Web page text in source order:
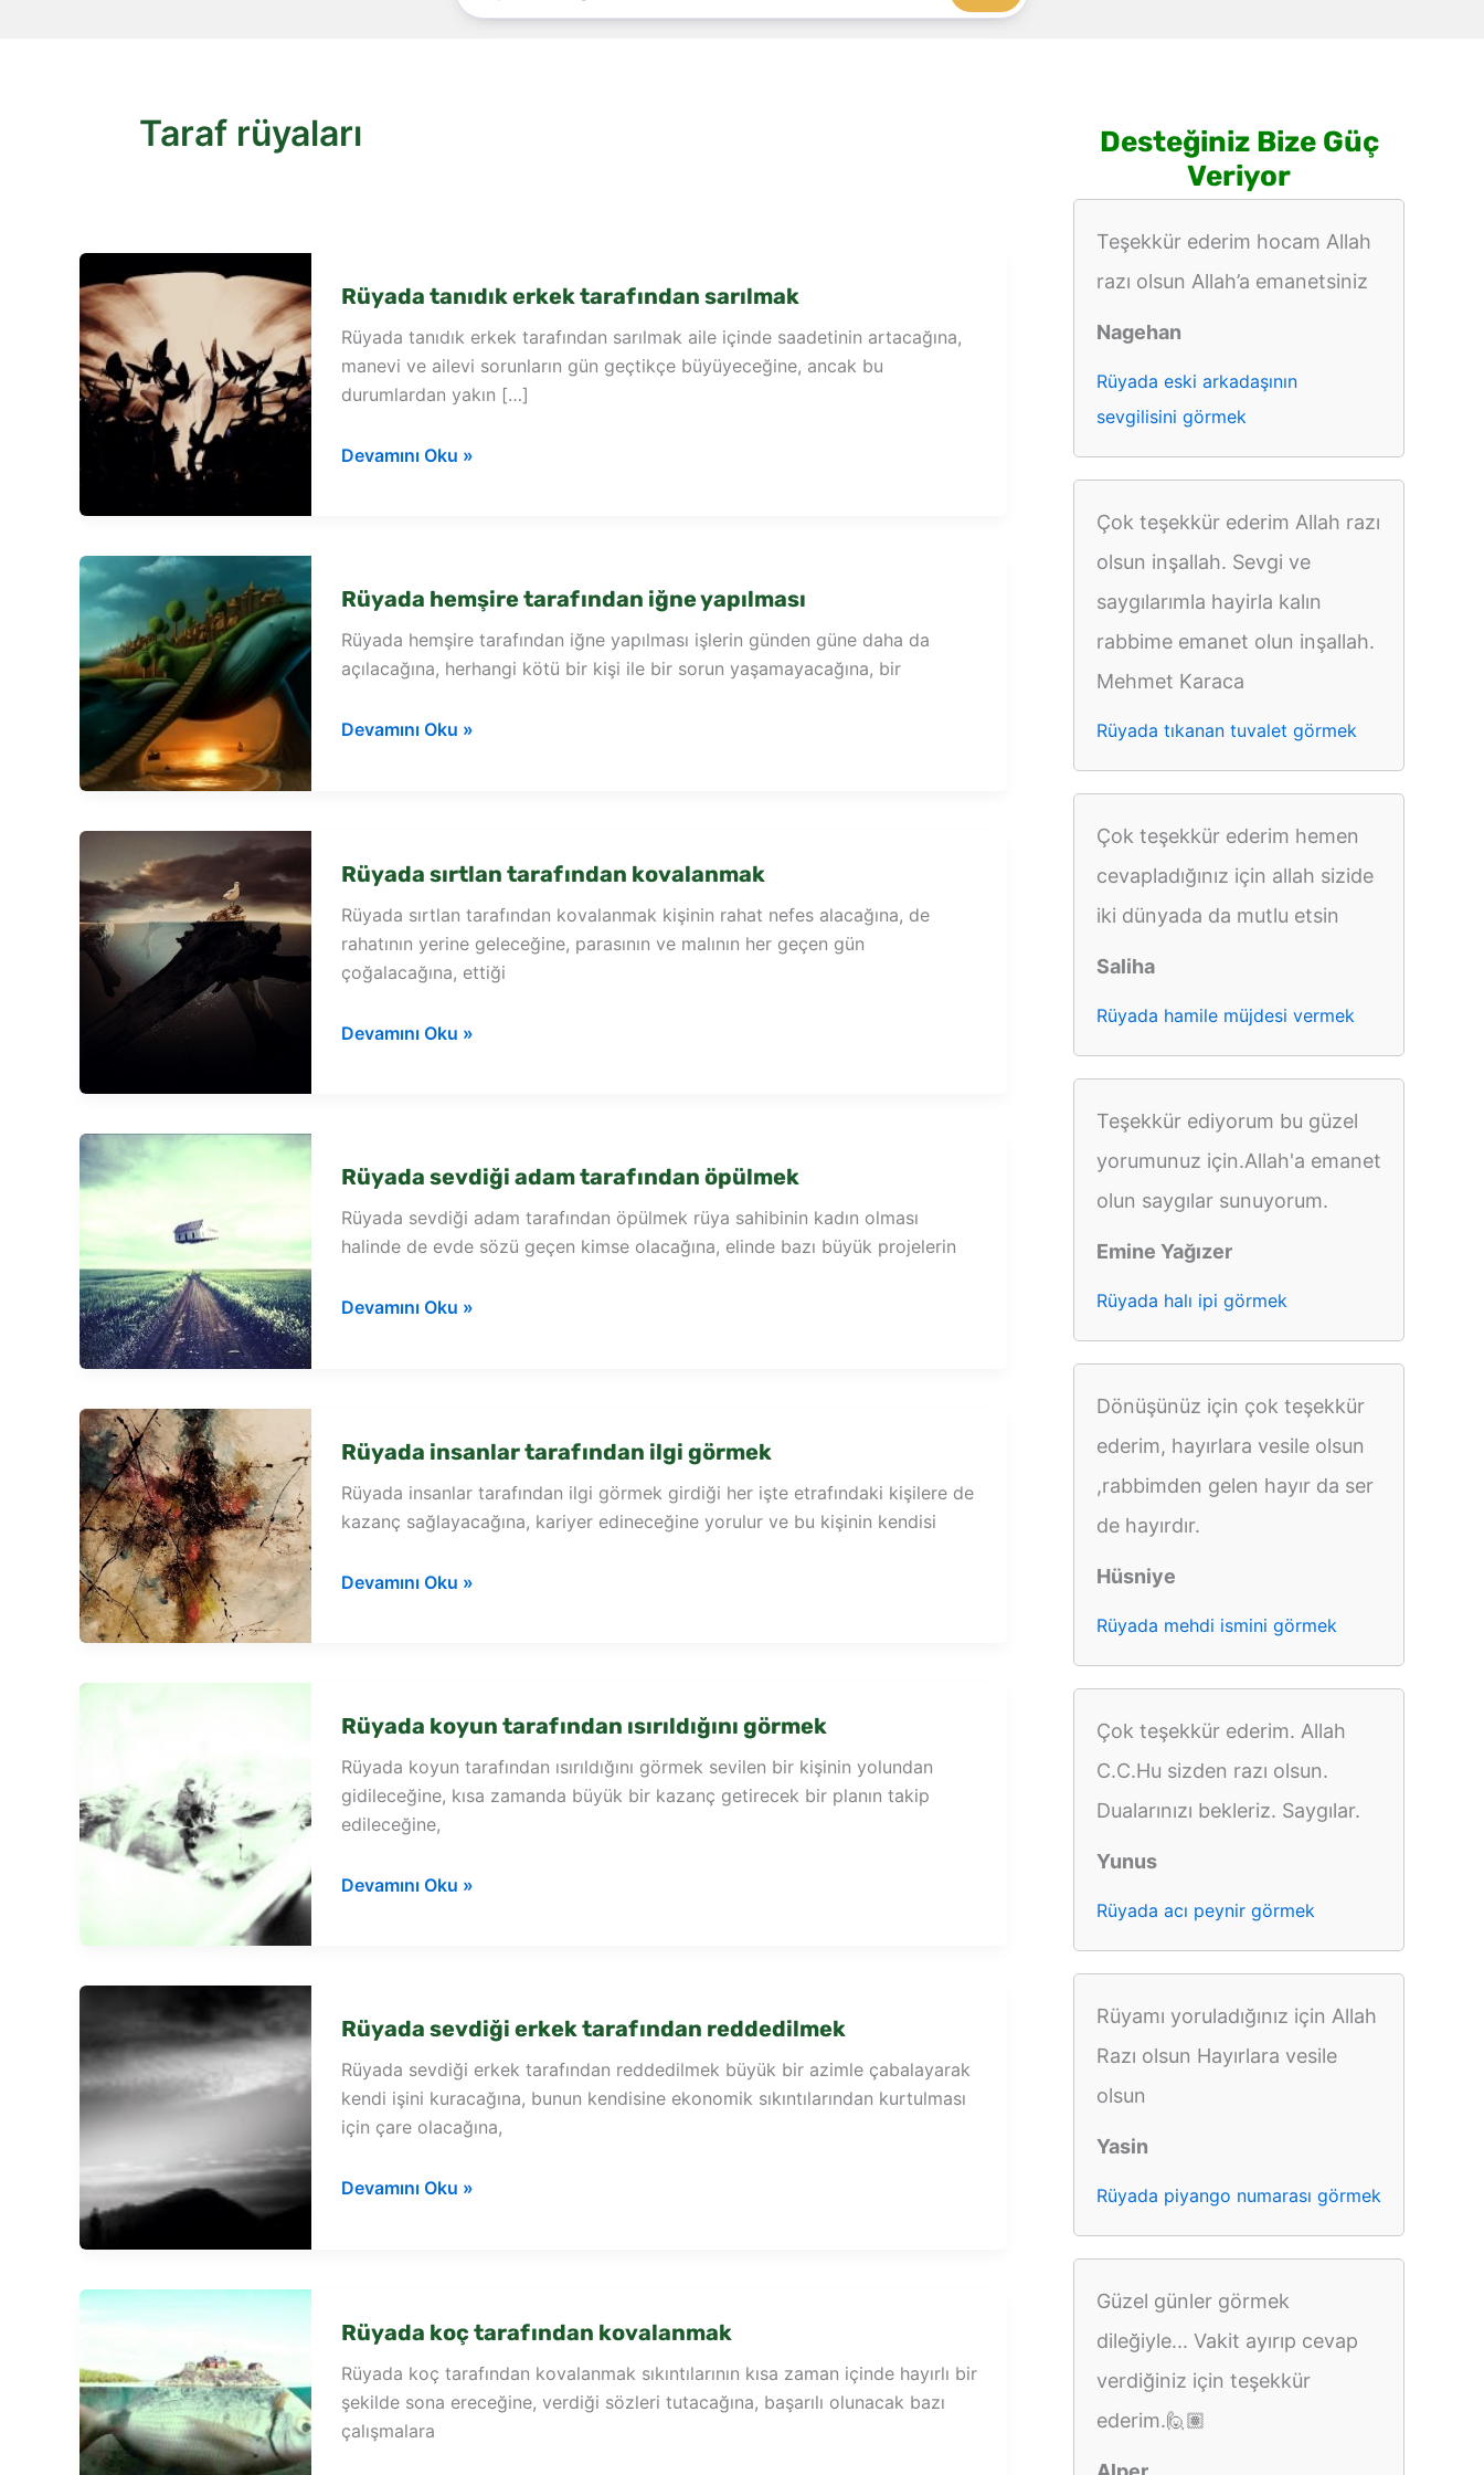
Taraf rüyaları
Rüyada tanıdık erkek tarafından sarılmak
Rüyada tanıdık erkek tarafından sarılmak aile içinde saadetinin artacağına,
manevi ve ailevi sorunların gün geçtikçe büyüyeceğine, ancak bu
durumlardan yakın […]
Rüyada
Devamını Oku »
Rüyada hemşire tarafından iğne yapılması
Rüyada hemşire tarafından iğne yapılması işlerin günden güne daha da
açılacağına, herhangi kötü bir kişi ile bir sorun yaşamayacağına, bir
Rüyada
Devamını Oku »
Rüyada sırtlan tarafından kovalanmak
Rüyada sırtlan tarafından kovalanmak kişinin rahat nefes alacağına, de
rahatının yerine geleceğine, parasının ve malının her geçen gün
çoğalacağına, ettiği
Rüyada
Devamını Oku »
Rüyada sevdiği adam tarafından öpülmek
Rüyada sevdiği adam tarafından öpülmek rüya sahibinin kadın olması
halinde de evde sözü geçen kimse olacağına, elinde bazı büyük projelerin
Rüyada
Devamını Oku »
Rüyada insanlar tarafından ilgi görmek
Rüyada insanlar tarafından ilgi görmek girdiği her işte etrafındaki kişilere de
kazanç sağlayacağına, kariyer edineceğine yorulur ve bu kişinin kendisi
Rüyada
Devamını Oku »
Rüyada koyun tarafından ısırıldığını görmek
Rüyada koyun tarafından ısırıldığını görmek sevilen bir kişinin yolundan
gidileceğine, kısa zamanda büyük bir kazanç getirecek bir planın takip
edileceğine,
Rüyada
Devamını Oku »
Rüyada sevdiği erkek tarafından reddedilmek
Rüyada sevdiği erkek tarafından reddedilmek büyük bir azimle çabalayarak
kendi işini kuracağına, bunun kendisine ekonomik sıkıntılarından kurtulması
için çare olacağına,
Rüyada
Devamını Oku »
Rüyada koç tarafından kovalanmak
Rüyada koç tarafından kovalanmak sıkıntılarının kısa zaman içinde hayırlı bir
şekilde sona ereceğine, verdiği sözleri tutacağına, başarılı olunacak bazı
çalışmalara
Desteğiniz Bize Güç
Veriyor
Teşekkür ederim hocam Allah
razı olsun Allah’a emanetsiniz
Nagehan
Rüyada eski arkadaşının
sevgilisini görmek
Çok teşekkür ederim Allah razı
olsun inşallah. Sevgi ve
saygılarımla hayirla kalın
rabbime emanet olun inşallah.
Mehmet Karaca
Rüyada tıkanan tuvalet görmek
Çok teşekkür ederim hemen
cevapladığınız için allah sizide
iki dünyada da mutlu etsin
Saliha
Rüyada hamile müjdesi vermek
Teşekkür ediyorum bu güzel
yorumunuz için.Allah'a emanet
olun saygılar sunuyorum.
Emine Yağızer
Rüyada halı ipi görmek
Dönüşünüz için çok teşekkür
ederim, hayırlara vesile olsun
,rabbimden gelen hayır da ser
de hayırdır.
Hüsniye
Rüyada mehdi ismini görmek
Çok teşekkür ederim. Allah
C.C.Hu sizden razı olsun.
Dualarınızı bekleriz. Saygılar.
Yunus
Rüyada acı peynir görmek
Rüyamı yoruladığınız için Allah
Razı olsun Hayırlara vesile
olsun
Yasin
Rüyada piyango numarası görmek
Güzel günler görmek
dileğiyle... Vakit ayırıp cevap
verdiğiniz için teşekkür
ederim.🙋🏽